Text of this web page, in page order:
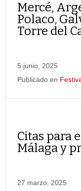
Mercé,
Polaco,
Torre del
5 junio, 2025
Publicado en
Citas para
Málaga y
27 marzo, 2025